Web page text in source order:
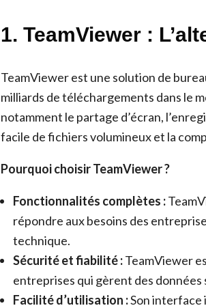
1. TeamViewer :
TeamViewer est une solution de
milliards de téléchargements dans le
notamment le partage d’écran,
facile de fichiers volumineux et la
Pourquoi choisir TeamViewer ?
Fonctionnalités complètes :
répondre aux besoins des
technique.
Sécurité et fiabilité :TeamViewer
entreprises qui gèrent des données
Facilité d’utilisation :Son interface